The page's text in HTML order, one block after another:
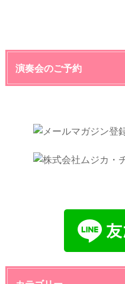
演奏会のご予約